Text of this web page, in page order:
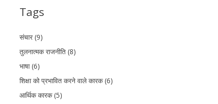
Tags
संचार (9)
तुलनात्मक राजनीति (8)
भाषा (6)
शिक्षा को प्रभावित करने वाले कारक (6)
आर्थिक कारक (5)